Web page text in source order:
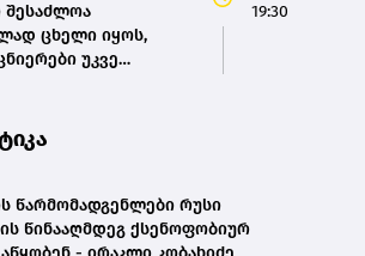
შესაძლოა
ცხელი იყოს,
უკვე
19:30
წარმომადგენლები რუსი
წინააღმდეგ ქსენოფობიურ